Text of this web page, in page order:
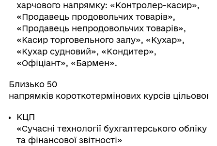
харчового напрямку: «Контролер-касир»,
«Продавець продовольчих товарів»,
«Продавець непродовольчих товарів»,
«Касир торговельного залу», «Кухар»,
«Кухар судновий», «Кондитер»,
«Офіціант», «Бармен».
Близько 50
напрямків короткотермінових курсів
КЦП
«Сучасні технології бухгалтерського обліку
та фінансової звітності»